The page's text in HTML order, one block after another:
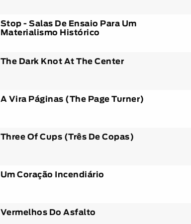
Stop - Salas De Ensaio Para Um
Materialismo Histórico
The Dark Knot At The Center
A Vira Páginas (The Page Turner)
Three Of Cups (Três De Copas)
Um Coração Incendiário
Vermelhos Do Asfalto